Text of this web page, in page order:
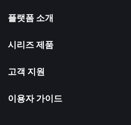
플랫폼 소개
시리즈 제품
고객 지원
이용자 가이드